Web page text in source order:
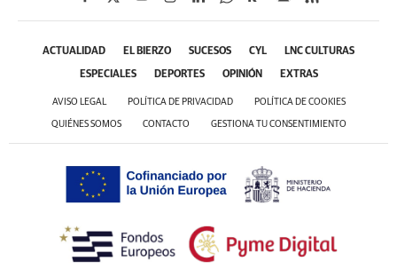
ACTUALIDAD EL BIERZO SUCESOS CYL LNC CULTURAS
ESPECIALES DEPORTES OPINIÓN EXTRAS
AVISO LEGAL POLÍTICA DE PRIVACIDAD POLÍTICA DE COOKIES
QUIÉNES SOMOS CONTACTO GESTIONA TU CONSENTIMIENTO